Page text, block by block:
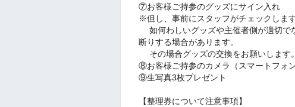
⑦お客様ご持参のグッズにサイン入れ
※但し、事前にスタッフがチェックします
如何わしいグッズや主催者側が適切で
断りする場合があります。
その場合グッズの交換をお願いします。
⑧お客様ご持参のカメラ（スマートフォ
⑨生写真3枚プレゼント
【整理券について注意事項】